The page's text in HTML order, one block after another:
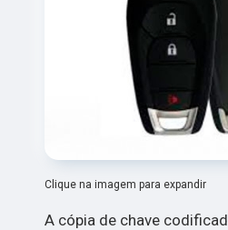
Clique na imagem para expandir
A cópia de chave